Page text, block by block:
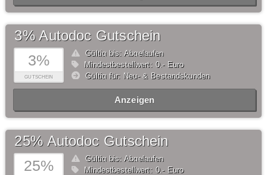
3%
GUTSCHEIN
3% Autodoc Gutschein
Gültig bis: Abgelaufen
Mindestbestellwert: 0,- Euro
Gültig für: Neu- & Bestandskunden
Anzeigen
25%
25% Autodoc Gutschein
Gültig bis: Abgelaufen
Mindestbestellwert: 0,- Euro